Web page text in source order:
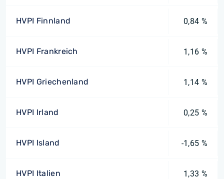
HVPI Finnland 0,84 %
HVPI Frankreich 1,16 %
HVPI Griechenland 1,14 %
HVPI Irland 0,25 %
HVPI Island -1,65 %
HVPI Italien 1,33 %